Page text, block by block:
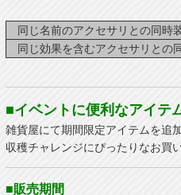
同じ名前のアクセサリとの同時
同じ効果を含むアクセサリとの
■イベントに便利なアイテ
雑貨屋にて期間限定アイテムを追
収穫チャレンジにぴったりなお買
■販売期間